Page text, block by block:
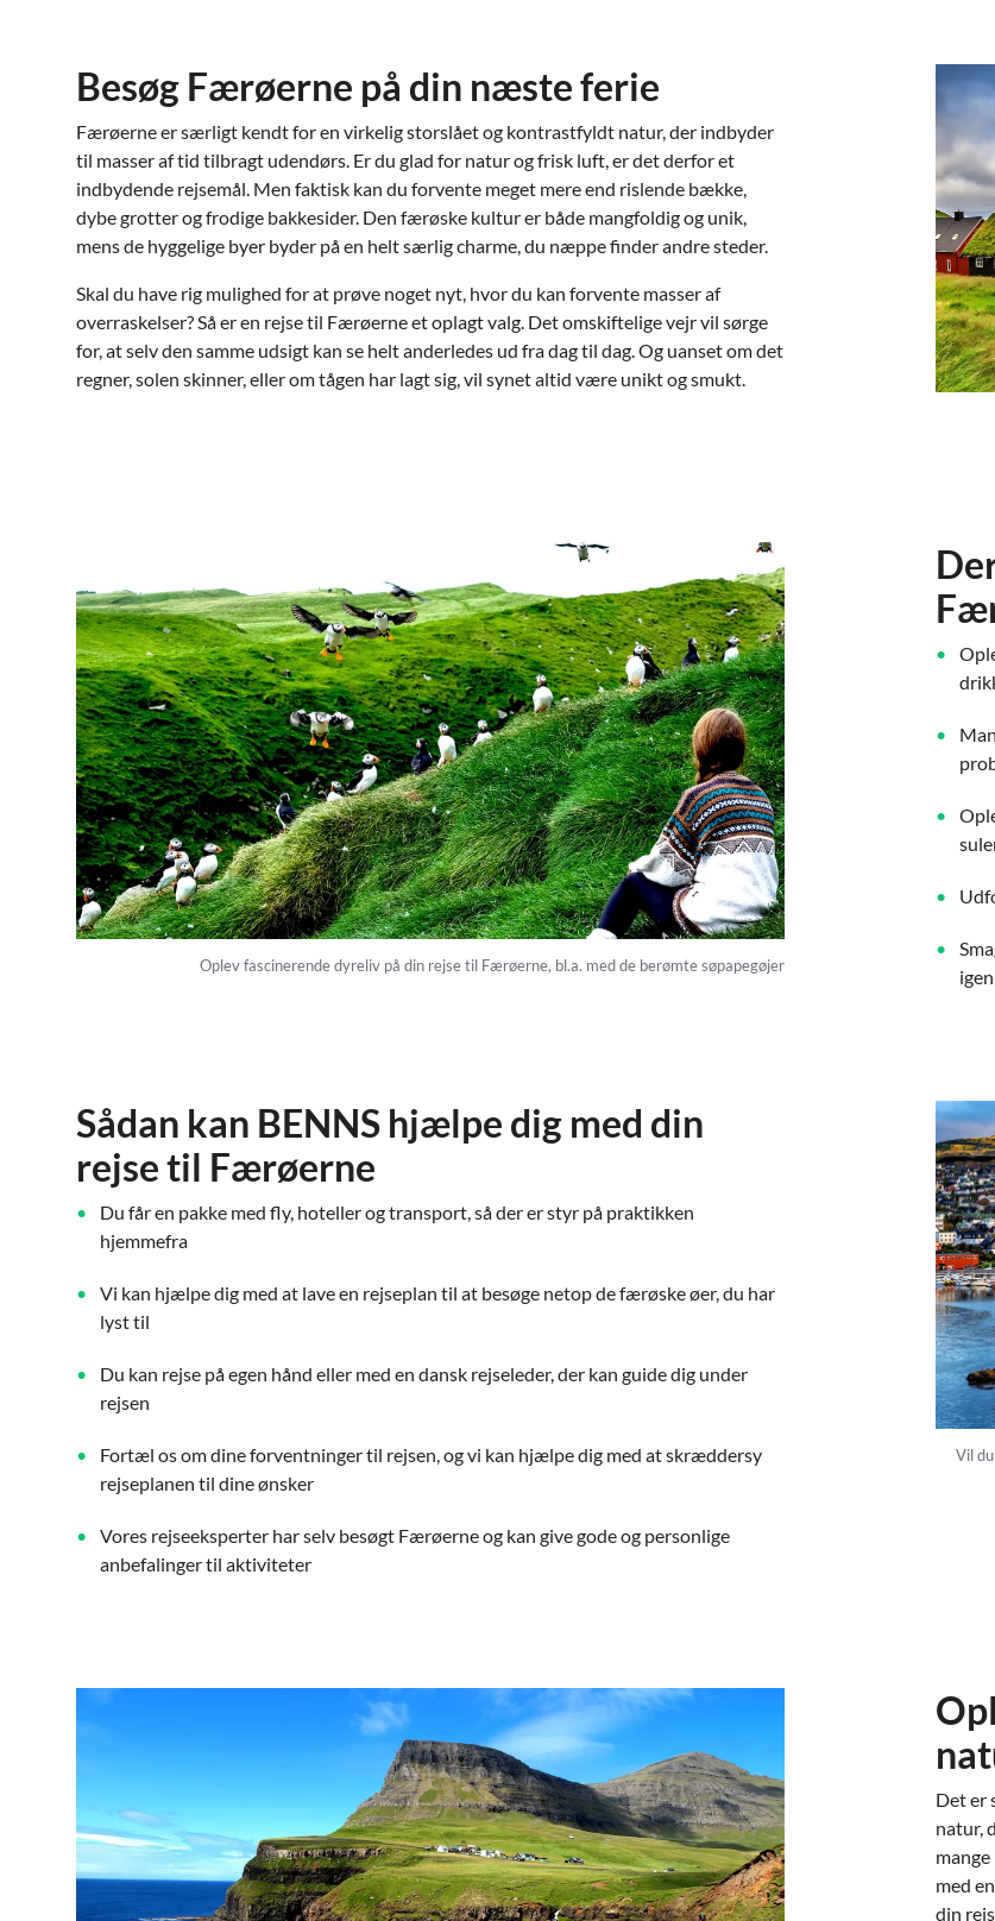
Besøg Færøerne på din næste ferie
Færøerne er særligt kendt for en virkelig storslået og kontrastfyldt natur, der indbyder
til masser af tid tilbragt udendørs. Er du glad for natur og frisk luft, er det derfor et
indbydende rejsemål. Men faktisk kan du forvente meget mere end rislende bække,
dybe grotter og frodige bakkesider. Den færøske kultur er både mangfoldig og unik,
mens de hyggelige byer byder på en helt særlig charme, du næppe finder andre steder.
Skal du have rig mulighed for at prøve noget nyt, hvor du kan forvente masser af
overraskelser? Så er en rejse til Færøerne et oplagt valg. Det omskiftelige vejr vil sørge
for, at selv den samme udsigt kan se helt anderledes ud fra dag til dag. Og uanset om det
regner, solen skinner, eller om tågen har lagt sig, vil synet altid være unikt og smukt.
Oplev fascinerende dyreliv på din rejse til Færøerne, bl.a. med de berømte søpapegøjer
Sådan kan BENNS hjælpe dig med din
rejse til Færøerne
Du får en pakke med fly, hoteller og transport, så der er styr på praktikken
hjemmefra
Vi kan hjælpe dig med at lave en rejseplan til at besøge netop de færøske øer, du har
lyst til
Du kan rejse på egen hånd eller med en dansk rejseleder, der kan guide dig under
rejsen
Fortæl os om dine forventninger til rejsen, og vi kan hjælpe dig med at skræddersy
rejseplanen til dine ønsker
Vores rejseeksperter har selv besøgt Færøerne og kan give gode og personlige
anbefalinger til aktiviteter
Vil
Det er
natur,
med en
din